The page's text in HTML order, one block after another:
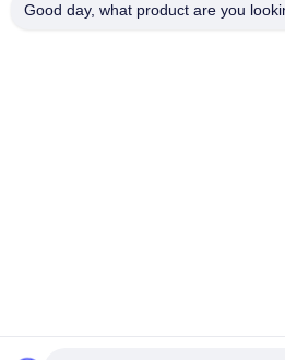
No. 1, 2do camino de Xinglong,
Good day, what product are you